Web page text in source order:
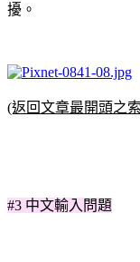
擾。
(返回文章最開頭之
#3 中文輸入問題